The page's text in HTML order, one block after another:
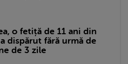
o fetiță de 11 ani din
dispărut fără urmă de
de 3 zile